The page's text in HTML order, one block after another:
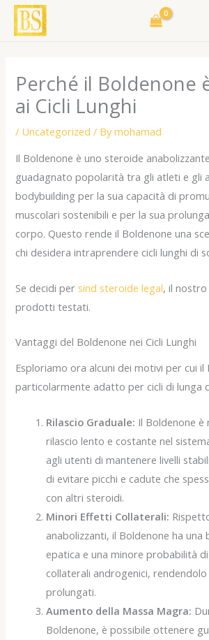
Skip
Perché il Boldenone
ai Cicli Lunghi
/ Uncategorized / Bymohamad
Il Boldenone è uno steroide
guadagnato popolarità tra gli atleti e gli
bodybuilding per la sua capacità di
muscolari sostenibili e per la sua
corpo. Questo rende il Boldenone una
chi desidera intraprendere cicli lunghi di
Se decidi per sind steroide legal, il
prodotti testati.
Vantaggi del Boldenone nei Cicli Lunghi
Esploriamo ora alcuni dei motivi per cui il
particolarmente adatto per cicli di lunga
Rilascio Graduale: Il Boldenone
rilascio lento e costante nel
agli utenti di mantenere livelli
di evitare picchi e cadute che
con altri steroidi.
Minori Effetti Collaterali:
anabolizzanti, il Boldenone ha una
epatica e una minore probabilità
collaterali androgenici, rendendolo
prolungati.
Aumento della Massa Magra:
Boldenone, è possibile ottenere